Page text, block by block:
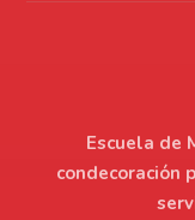
Escuela de
condecoración